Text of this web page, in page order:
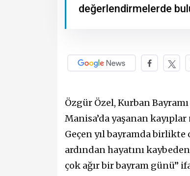
değerlendirmelerde
Özgür Özel, Kurban
Manisa’da yaşanan
Geçen yıl bayramda birlikte
ardından hayatını
çok ağır bir bayram günü”